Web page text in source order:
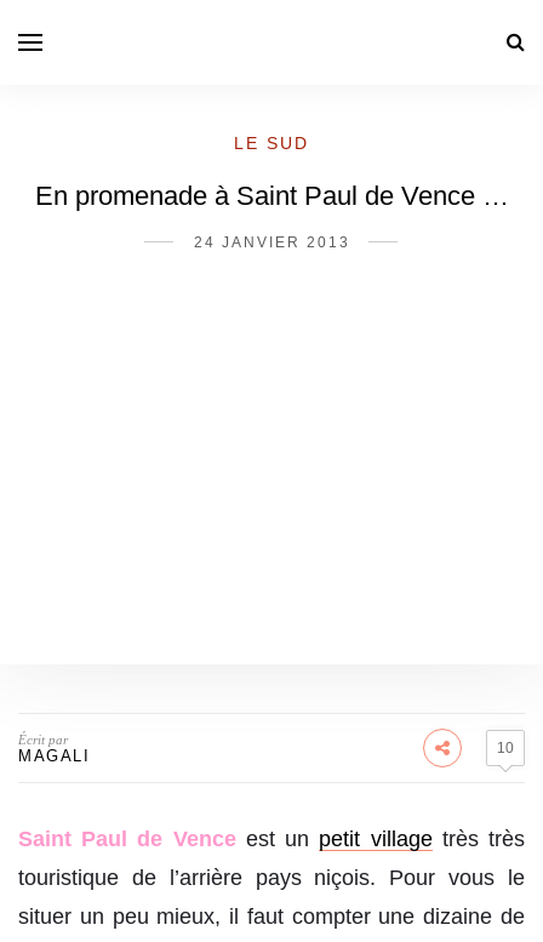
LE SUD
En promenade à Saint Paul de Vence …
24 JANVIER 2013
Écrit par
MAGALI 10
Saint Paul de Venceest un petit villagetrès très
touristique de l’arrière pays niçois. Pour vous le
situer un peu mieux, il faut compter une dizaine de